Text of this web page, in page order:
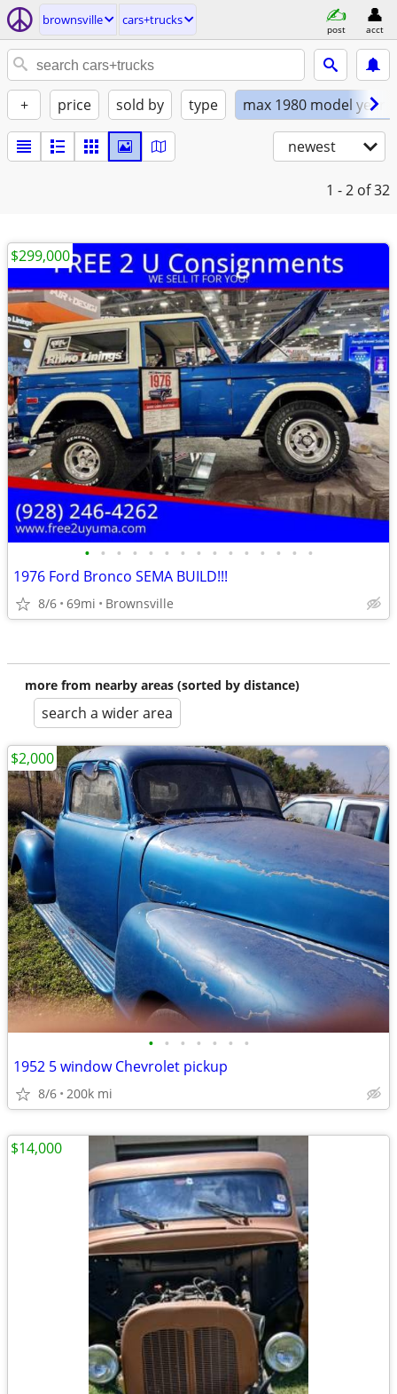
brownsville cars+trucks
post acct
+ price sold by type max 1980 model year
newest
1 - 2 of 32
• • • • • • • • • • • • • • •
1976 Ford Bronco SEMA BUILD!!!
8/6 69mi Brownsville
$299,000
more from nearby areas (sorted by distance)
search a wider area
• • • • • • •
1952 5 window Chevrolet pickup
8/6 200k mi
$2,000
$14,000